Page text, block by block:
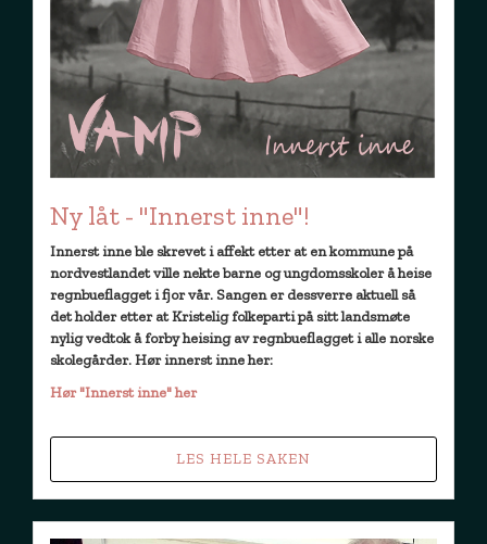
Ny låt - "Innerst inne"!
Innerst inne ble skrevet i affekt etter at en kommune på
nordvestlandet ville nekte barne og ungdomsskoler å heise
regnbueflagget i fjor vår. Sangen er dessverre aktuell så
det holder etter at Kristelig folkeparti på sitt landsmøte
nylig vedtok å forby heising av regnbueflagget i alle norske
skolegårder. Hør innerst inne her:
Hør "Innerst inne" her
LES HELE SAKEN